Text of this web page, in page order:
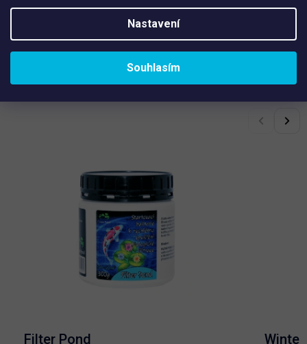
Nastavení
Souhlasím
Prozkoumejte další články o zimování zahradního jezírka:
Podzim je ideální čas pro přípravu jezírka na zimu. Jak na
to?
Filter Pond